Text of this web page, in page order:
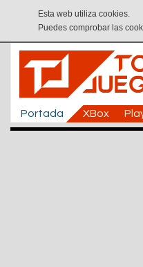
Esta web utiliza cookies.
Puedes comprobar las
Portada XBox